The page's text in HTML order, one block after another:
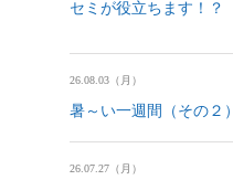
セミが役立ちます！？
26.08.03（月）
暑～い一週間（その２）
26.07.27（月）